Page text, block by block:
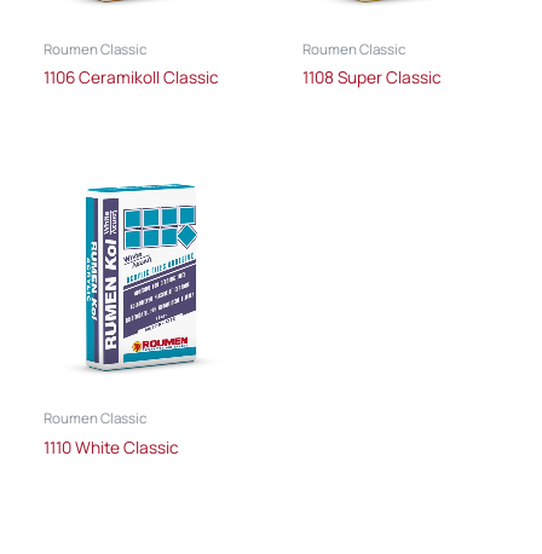
Roumen Classic
1106 Ceramikoll Classic
Roumen Classic
1108 Super Classic
Roumen Classic
1110 White Classic